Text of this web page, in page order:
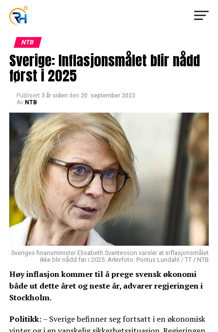
NTB
Sverige: Inflasjonsmålet blir nådd
først i 2025
Publisert 3 år siden den 20. september 2023
Av NTB
Sveriges finansminister Elisabeth Svantesson varsler at inflasjonsmålet
ikke blir nådd før i 2025. Arkivfoto: Pontus Lundahl / TT / NTB
Høy inflasjon kommer til å prege svensk økonomi
både ut dette året og neste år, advarer regjeringen i
Stockholm.
Politikk: – Sverige befinner seg fortsatt i en økonomisk